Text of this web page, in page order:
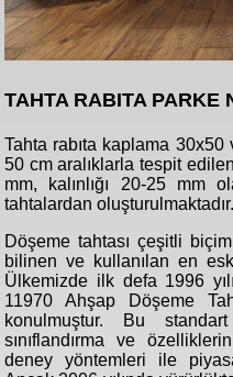
TAHTA RABITA PARKE
Tahta rabıta kaplama
50 cm aralıklarla tespit
mm, kalınlığı 20-25 mm
tahtalardan oluşturulmaktadır.
Döşeme tahtası çeşitli
bilinen ve kullanılan en
Ülkemizde ilk defa 1996
11970 Ahşap Döşeme
konulmuştur. Bu
sınıflandırma ve
deney yöntemleri ile